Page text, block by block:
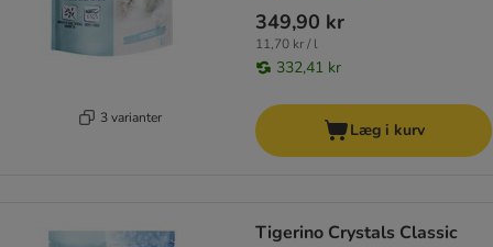
3 varianter
349,90 kr
11,70 kr / l
332,41 kr
Læg i kurv
Tigerino Crystals Classic